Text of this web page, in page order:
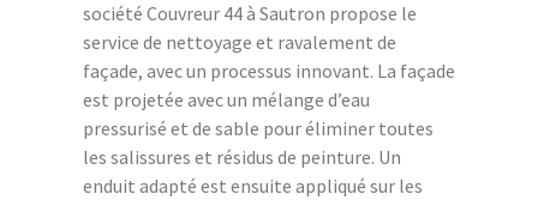
société Couvreur 44 à Sautron propose le
service de nettoyage et ravalement de
façade, avec un processus innovant. La façade
est projetée avec un mélange d’eau
pressurisé et de sable pour éliminer toutes
les salissures et résidus de peinture. Un
enduit adapté est ensuite appliqué sur les